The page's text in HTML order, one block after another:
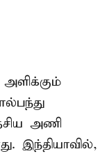
அளிக்கும்
அணி
இந்தியாவில்,